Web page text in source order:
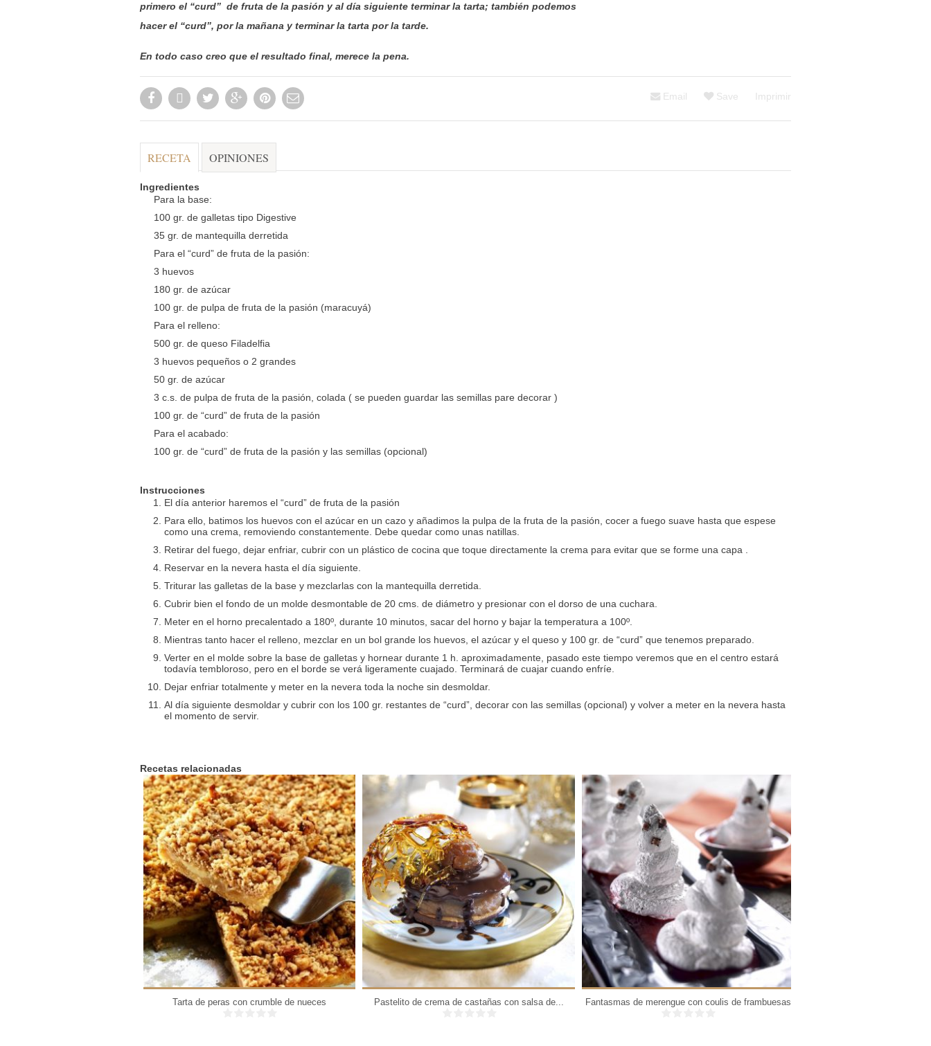
primero el “curd” de fruta de la pasión y al día siguiente terminar la tarta; también podemos
hacer el “curd”, por la mañana y terminar la tarta por la tarde.
En todo caso creo que el resultado final, merece la pena.
Email Save Imprimir
RECETA OPINIONES
Ingredientes
Para la base:
100 gr. de galletas tipo Digestive
35 gr. de mantequilla derretida
Para el “curd” de fruta de la pasión:
3 huevos
180 gr. de azúcar
100 gr. de pulpa de fruta de la pasión (maracuyá)
Para el relleno:
500 gr. de queso Filadelfia
3 huevos pequeños o 2 grandes
50 gr. de azúcar
3 c.s. de pulpa de fruta de la pasión, colada ( se pueden guardar las semillas pare decorar )
100 gr. de “curd” de fruta de la pasión
Para el acabado:
100 gr. de “curd” de fruta de la pasión y las semillas (opcional)
Instrucciones
El día anterior haremos el “curd” de fruta de la pasión
Para ello, batimos los huevos con el azúcar en un cazo y añadimos la pulpa de la fruta de la pasión, cocer a fuego suave hasta que espese
como una crema, removiendo constantemente. Debe quedar como unas natillas.
Retirar del fuego, dejar enfriar, cubrir con un plástico de cocina que toque directamente la crema para evitar que se forme una capa .
Reservar en la nevera hasta el día siguiente.
Triturar las galletas de la base y mezclarlas con la mantequilla derretida.
Cubrir bien el fondo de un molde desmontable de 20 cms. de diámetro y presionar con el dorso de una cuchara.
Meter en el horno precalentado a 180º, durante 10 minutos, sacar del horno y bajar la temperatura a 100º.
Mientras tanto hacer el relleno, mezclar en un bol grande los huevos, el azúcar y el queso y 100 gr. de “curd” que tenemos preparado.
Verter en el molde sobre la base de galletas y hornear durante 1 h. aproximadamente, pasado este tiempo veremos que en el centro estará
todavía tembloroso, pero en el borde se verá ligeramente cuajado. Terminará de cuajar cuando enfríe.
Dejar enfriar totalmente y meter en la nevera toda la noche sin desmoldar.
Al día siguiente desmoldar y cubrir con los 100 gr. restantes de “curd”, decorar con las semillas (opcional) y volver a meter en la nevera hasta
el momento de servir.
Recetas relacionadas
6 personas
Tarta de peras con crumble de nueces
6 personas
Pastelito de crema de castañas con salsa de...
6 personas
30 Min
Fantasmas de merengue con coulis de frambuesas